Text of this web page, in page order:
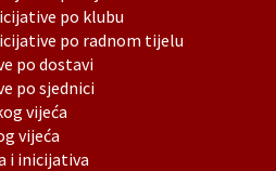
po klubu
po radnom tijelu
po dostavi
po sjednici
vijeća
vijeća
i inicijativa